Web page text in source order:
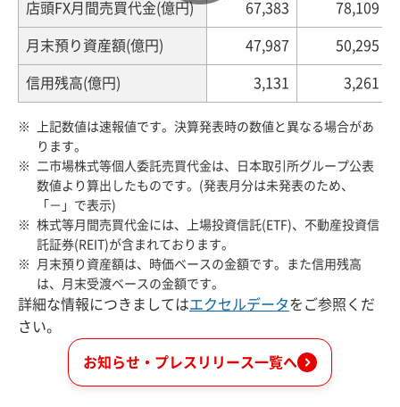
店頭FX月間売買代金(億円) 67,383 78,109
月末預り資産額(億円) 47,987 50,295
信用残高(億円) 3,131 3,261
上記数値は速報値です。決算発表時の数値と異なる場合があ
ります。
二市場株式等個人委託売買代金は、日本取引所グループ公表
数値より算出したものです。(発表月分は未発表のため、
「－」で表示)
株式等月間売買代金には、上場投資信託(ETF)、不動産投資信
託証券(REIT)が含まれております。
月末預り資産額は、時価ベースの金額です。また信用残高
は、月末受渡ベースの金額です。
詳細な情報につきましてはエクセルデータをご参照くだ
さい。
お知らせ・プレスリリース一覧へ